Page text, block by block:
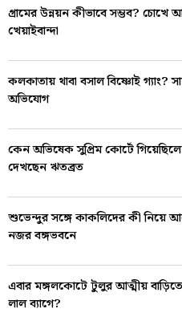
গ্রামের উন্নয়ন কীভাবে সম্ভব? চোখে
খেয়াইবান্দা
কলকাতায় থাবা বসাল বিষ্ণোই গ্যাং?
অভিযোগ
কেন অভিষেক সুপ্রিম কোর্টে
দেখছেন ঋতব্রত
শুভেন্দুর সঙ্গে কাকলিদের কী নিয়ে
নজর বঙ্গভবনে
এবার মঙ্গলকোটে টুলুর আত্মীয়
লাল ব্যাগে?